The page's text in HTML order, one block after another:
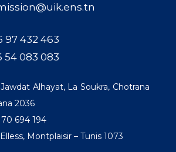
97 432 463
54 083 083
Alhayat, La Soukra, Chotrana
2036
70 694 194
Montplaisir – Tunis 1073